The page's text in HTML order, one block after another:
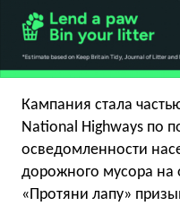
Кампания стала
National Highways по
осведомленности
дорожного мусора
«Протяни лапу»